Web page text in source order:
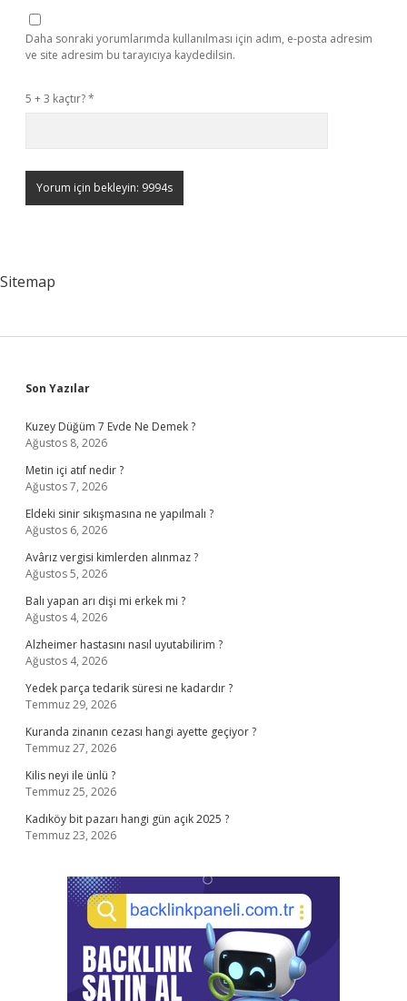
Daha sonraki yorumlarımda kullanılması için adım, e-posta adresim
ve site adresim bu tarayıcıya kaydedilsin.
5 + 3 kaçtır?*
Sitemap
Sidebar
Son Yazılar
Kuzey Düğüm 7 Evde Ne Demek ?
Ağustos 8, 2026
Metin içi atıf nedir ?
Ağustos 7, 2026
Eldeki sinir sıkışmasına ne yapılmalı ?
Ağustos 6, 2026
Avârız vergisi kimlerden alınmaz ?
Ağustos 5, 2026
Balı yapan arı dişi mi erkek mi ?
Ağustos 4, 2026
Alzheimer hastasını nasıl uyutabilirim ?
Ağustos 4, 2026
Yedek parça tedarik süresi ne kadardır ?
Temmuz 29, 2026
Kuranda zinanın cezası hangi ayette geçiyor ?
Temmuz 27, 2026
Kilis neyi ile ünlü ?
Temmuz 25, 2026
Kadıköy bit pazarı hangi gün açık 2025 ?
Temmuz 23, 2026